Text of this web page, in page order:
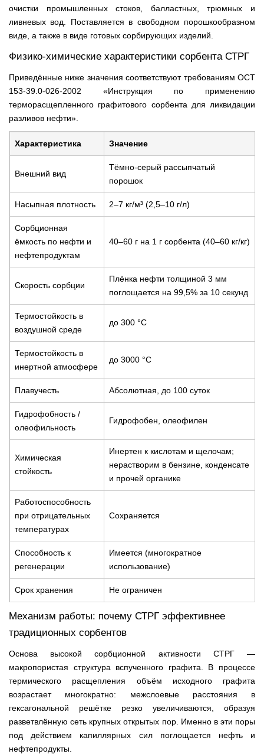
очистки промышленных стоков, балластных, трюмных и
ливневых вод. Поставляется в свободном порошкообразном
виде, а также в виде готовых сорбирующих изделий.
Физико-химические характеристики сорбента СТРГ
Приведённые ниже значения соответствуют требованиям ОСТ
153-39.0-026-2002 «Инструкция по применению
терморасщепленного графитового сорбента для ликвидации
разливов нефти».
Характеристика Значение
Внешний вид
Тёмно-серый рассыпчатый
порошок
Насыпная плотность 2–7 кг/м³ (2,5–10 г/л)
Сорбционная
ёмкость по нефти и
нефтепродуктам
40–60 г на 1 г сорбента (40–60 кг/кг)
Скорость сорбции
Плёнка нефти толщиной 3 мм
поглощается на 99,5% за 10 секунд
Термостойкость в
воздушной среде
до 300 °С
Термостойкость в
инертной атмосфере
до 3000 °С
Плавучесть Абсолютная, до 100 суток
Гидрофобность /
олеофильность
Гидрофобен, олеофилен
Химическая
стойкость
Инертен к кислотам и щелочам;
нерастворим в бензине, конденсате
и прочей органике
Работоспособность
при отрицательных
температурах
Сохраняется
Способность к
регенерации
Имеется (многократное
использование)
Срок хранения Не ограничен
Механизм работы: почему СТРГ эффективнее
традиционных сорбентов
Основа высокой сорбционной активности СТРГ —
макропористая структура вспученного графита. В процессе
термического расщепления объём исходного графита
возрастает многократно: межслоевые расстояния в
гексагональной решётке резко увеличиваются, образуя
разветвлённую сеть крупных открытых пор. Именно в эти поры
под действием капиллярных сил поглощается нефть и
нефтепродукты.